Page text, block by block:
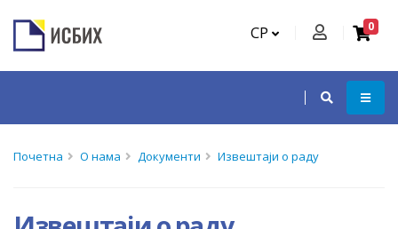
СР 0
Почетна О нама Документи Извештаји о раду